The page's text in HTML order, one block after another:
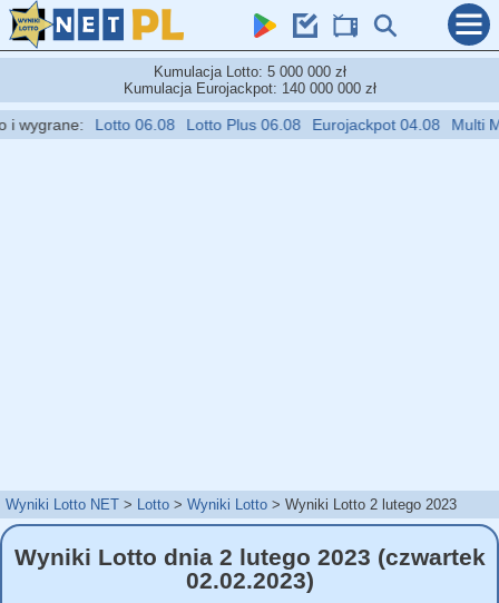
Kumulacja Lotto: 5 000 000 zł
Kumulacja Eurojackpot: 140 000 000 zł
Lotto 06.08 Lotto Plus 06.08 Eurojackpot 04.08 Multi
Wyniki Lotto NET Lotto Wyniki Lotto Wyniki Lotto 2 lutego 2023
Wyniki Lotto dnia 2 lutego 2023 (czwartek
02.02.2023)